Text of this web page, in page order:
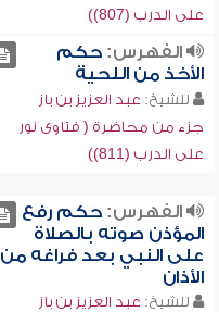
على الدرب (807))
الفهرس:حكم
الأخذ من اللحية
للشيخ: عبد العزيز بن باز
جزء من محاضرة ( فتاوى نور
على الدرب (811))
الفهرس:حكم رفع
المؤذن صوته بالصلاة
على النبي بعد فراغه من
الأذان
للشيخ: عبد العزيز بن باز